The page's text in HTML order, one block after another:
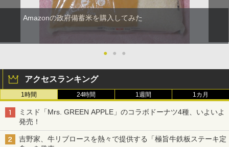
Amazonの政府備蓄米を購入してみた
● ● ●
アクセスランキング
1時間 24時間 1週間 1カ月
ミスド「Mrs. GREEN APPLE」のコラボドーナツ4種、いよいよ
発売！
吉野家、牛リブロースを熱々で提供する「極旨牛鉄板ステーキ定